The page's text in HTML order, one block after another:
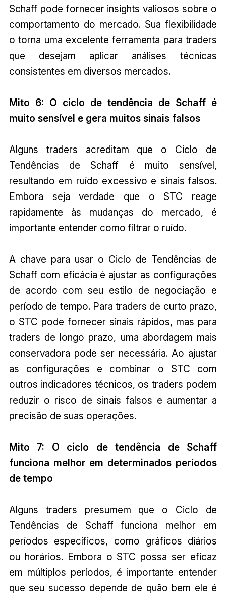
Schaff pode fornecer insights valiosos sobre o
comportamento do mercado. Sua flexibilidade
o torna uma excelente ferramenta para traders
que desejam aplicar análises técnicas
consistentes em diversos mercados.
Mito 6: O ciclo de tendência de Schaff é
muito sensível e gera muitos sinais falsos
Alguns traders acreditam que o Ciclo de
Tendências de Schaff é muito sensível,
resultando em ruído excessivo e sinais falsos.
Embora seja verdade que o STC reage
rapidamente às mudanças do mercado, é
importante entender como filtrar o ruído.
A chave para usar o Ciclo de Tendências de
Schaff com eficácia é ajustar as configurações
de acordo com seu estilo de negociação e
período de tempo. Para traders de curto prazo,
o STC pode fornecer sinais rápidos, mas para
traders de longo prazo, uma abordagem mais
conservadora pode ser necessária. Ao ajustar
as configurações e combinar o STC com
outros indicadores técnicos, os traders podem
reduzir o risco de sinais falsos e aumentar a
precisão de suas operações.
Mito 7: O ciclo de tendência de Schaff
funciona melhor em determinados períodos
de tempo
Alguns traders presumem que o Ciclo de
Tendências de Schaff funciona melhor em
períodos específicos, como gráficos diários
ou horários. Embora o STC possa ser eficaz
em múltiplos períodos, é importante entender
que seu sucesso depende de quão bem ele é